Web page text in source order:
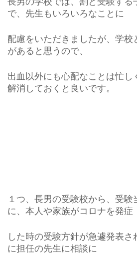
で、先生もいろいろなことに
配慮をいただきましたが、学校
があると思うので、
出血以外にも心配なことは忙し
解消しておくと良いです。
１つ、長男の受験校から、受験
に、本人や家族がコロナを発症
した時の受験方針が急遽発表さ
に担任の先生に相談に